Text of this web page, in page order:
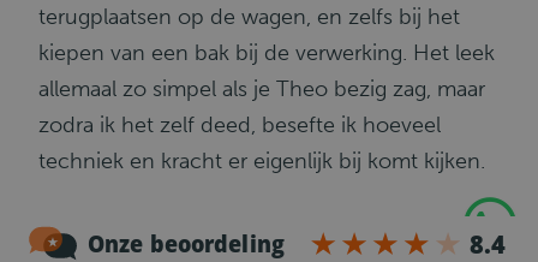
terugplaatsen op de wagen, en zelfs bij het
kiepen van een bak bij de verwerking. Het leek
allemaal zo simpel als je Theo bezig zag, maar
zodra ik het zelf deed, besefte ik hoeveel
techniek en kracht er eigenlijk bij komt kijken.
Naast het harde werk heb ik veel gelachen